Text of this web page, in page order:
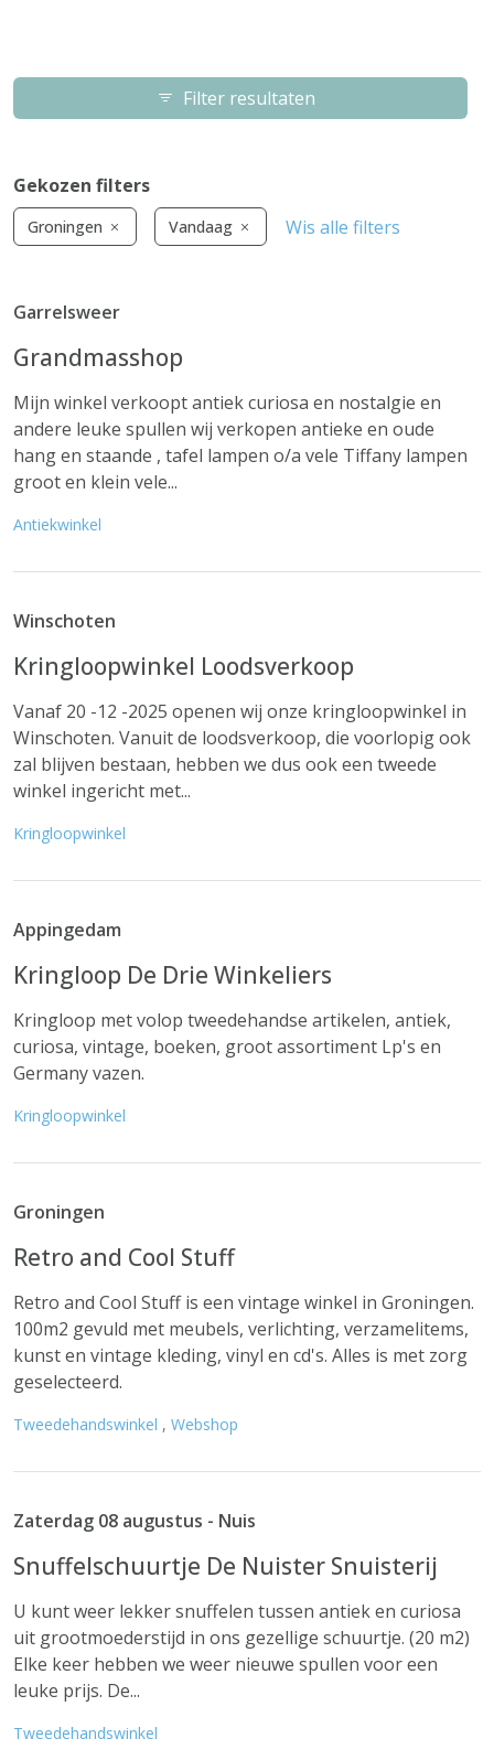
Filter resultaten
Gekozen filters
Groningen Vandaag Wis alle filters
Garrelsweer
Grandmasshop
Mijn winkel verkoopt antiek curiosa en nostalgie en
andere leuke spullen wij verkopen antieke en oude
hang en staande , tafel lampen o/a vele Tiffany lampen
groot en klein vele...
Antiekwinkel
Winschoten
Kringloopwinkel Loodsverkoop
Vanaf 20 -12 -2025 openen wij onze kringloopwinkel in
Winschoten. Vanuit de loodsverkoop, die voorlopig ook
zal blijven bestaan, hebben we dus ook een tweede
winkel ingericht met...
Kringloopwinkel
Appingedam
Kringloop De Drie Winkeliers
Kringloop met volop tweedehandse artikelen, antiek,
curiosa, vintage, boeken, groot assortiment Lp's en
Germany vazen.
Kringloopwinkel
Groningen
Retro and Cool Stuff
Retro and Cool Stuff is een vintage winkel in Groningen.
100m2 gevuld met meubels, verlichting, verzamelitems,
kunst en vintage kleding, vinyl en cd's. Alles is met zorg
geselecteerd.
Tweedehandswinkel , Webshop
Zaterdag 08 augustus - Nuis
Snuffelschuurtje De Nuister Snuisterij
U kunt weer lekker snuffelen tussen antiek en curiosa
uit grootmoederstijd in ons gezellige schuurtje. (20 m2)
Elke keer hebben we weer nieuwe spullen voor een
leuke prijs. De...
Tweedehandswinkel